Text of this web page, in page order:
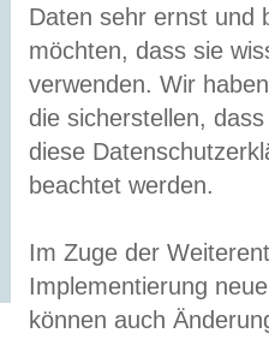
Daten sehr ernst und
möchten, dass sie
verwenden. Wir
die sicherstellen,
diese
beachtet werden.
Im Zuge der
Implementierung
können auch